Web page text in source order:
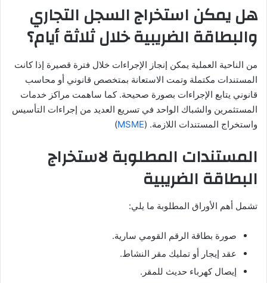
هل يمكن استخراج السجل التجاري
والبطاقة الضريبية خلال ثلاثة أيام؟
من الناحية العملية يمكن إنجاز الإجراءات خلال فترة قصيرة إذا كانت
المستندات مكتملة وتمت الاستعانة بمتخصص قانوني أو محاسب
قانوني يتابع الإجراءات بصورة صحيحة. كما ساهمت مراكز خدمات
المستثمرين والشباك الواحد في تسريع العديد من إجراءات التأسيس
واستخراج المستندات اللازمة. (MSME
)
المستندات المطلوبة لاستخراج
البطاقة الضريبية
تشمل أهم الأوراق المطلوبة ما يلي:
صورة بطاقة الرقم القومي سارية.
عقد إيجار أو تمليك مقر النشاط.
إيصال كهرباء حديث للمقر.